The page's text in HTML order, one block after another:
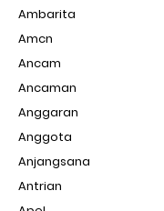
Ambarita
Amcn
Ancam
Ancaman
Anggaran
Anggota
Anjangsana
Antrian